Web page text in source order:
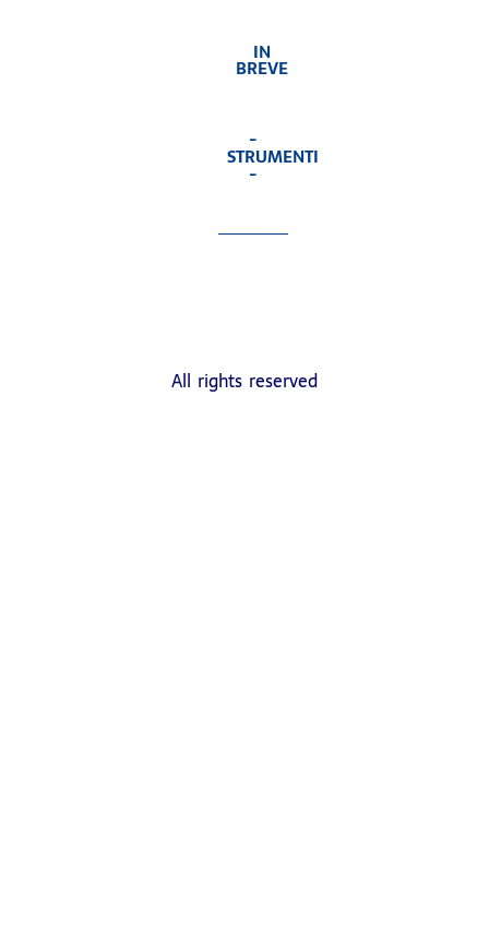
IN
BREVE
-
STRUMENTI
-
All rights reserved